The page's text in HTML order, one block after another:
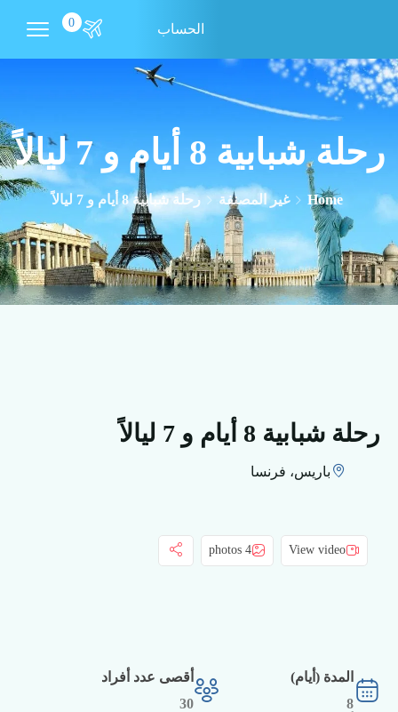
الحساب 0
رحلة شبابية 8 أيام و 7 ليالاً
Home غير المصنفة رحلة شبابية 8 أيام و 7 ليالاً
رحلة شبابية 8 أيام و 7 ليالاً
باريس، فرنسا
View video
4 photos
المدة (أيام)
8
أقصى عدد أفراد
30